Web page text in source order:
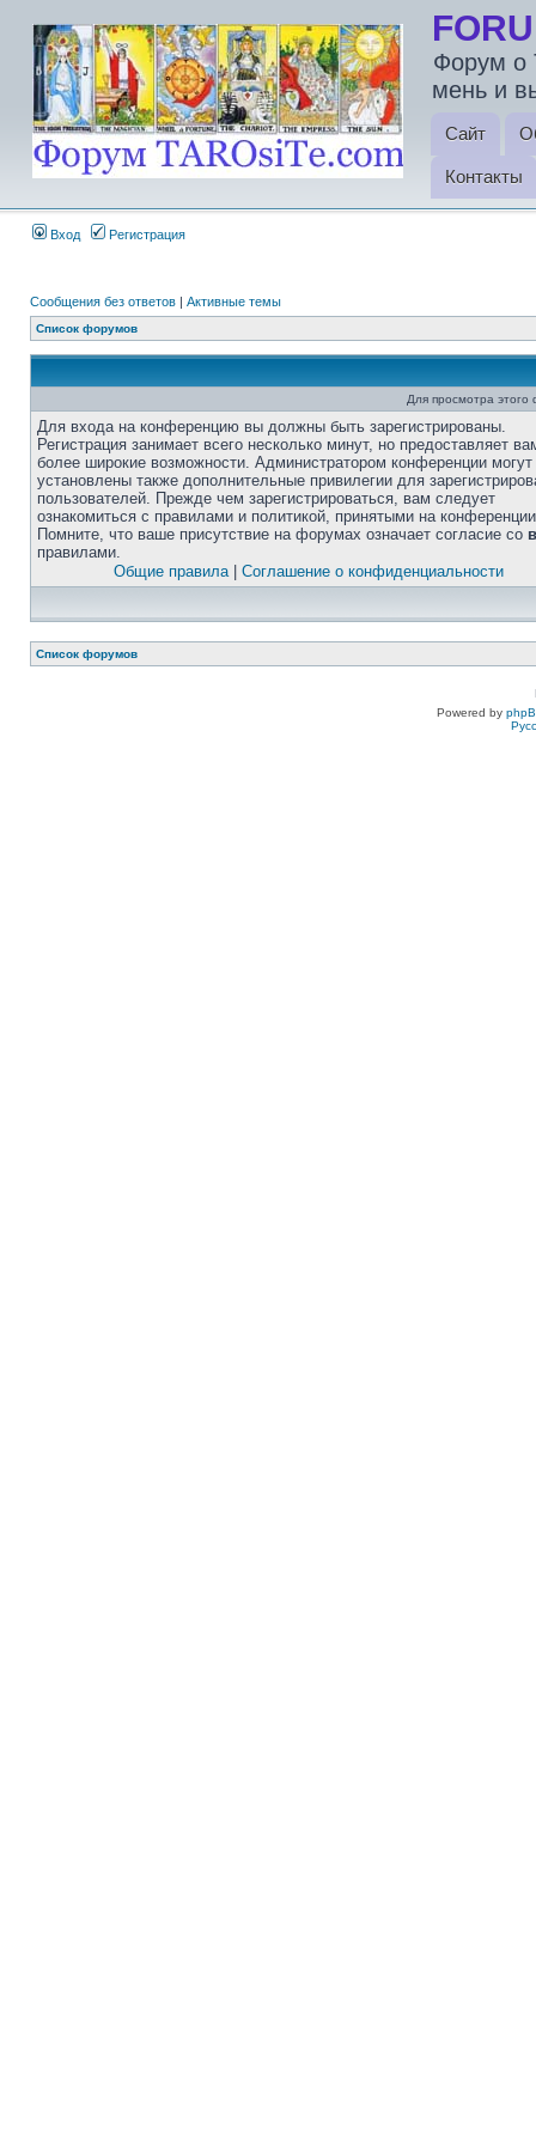
Форум о
мень и
Сайт
Контакты
Вход Регистрация
Сообщения без ответов | Активные темы
Список форумов
Для просмотра
Для входа на конференцию вы должны быть зарегистрированы.
Регистрация занимает всего несколько минут, но предоставляет
более широкие возможности. Администратором конференции
установлены также дополнительные привилегии для
пользователей. Прежде чем зарегистрироваться, вам следует
ознакомиться с правилами и политикой, принятыми на
Помните, что ваше присутствие на форумах означает согласие со
правилами.
Общие правила| Соглашение о конфиденциальности
Список форумов
Powered by